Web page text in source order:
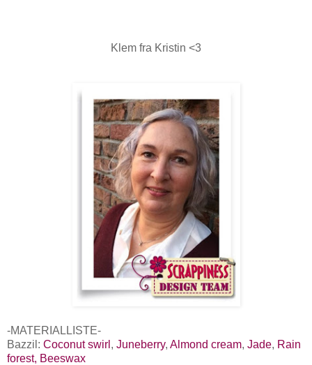
Klem fra Kristin <3
-MATERIALLISTE-
Bazzil: Coconut swirl , Juneberry, Almond cream, Jade, Rain
forest, Beeswax